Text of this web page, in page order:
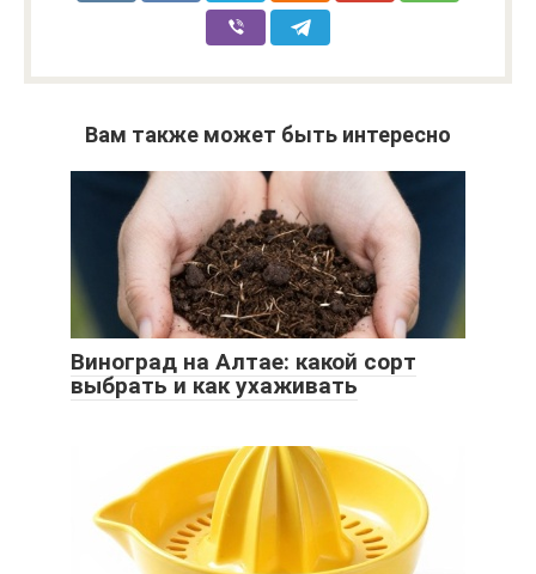
Вам также может быть интересно
Виноград на Алтае: какой сорт
выбрать и как ухаживать